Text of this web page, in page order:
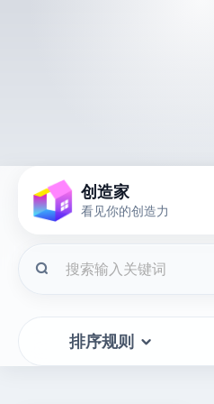
创造家
看见你的创造力
排序规则